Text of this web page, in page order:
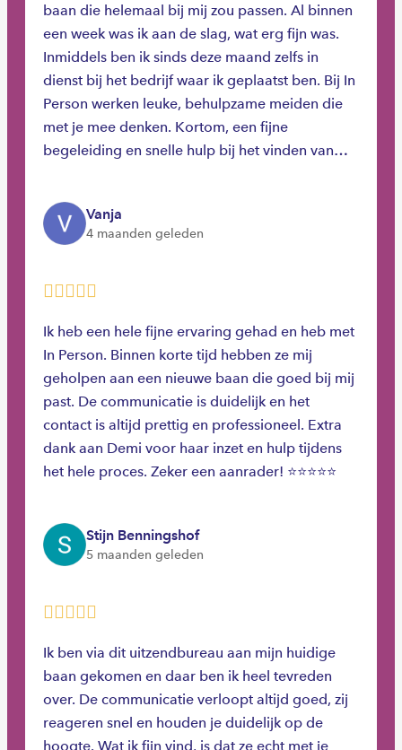
baan die helemaal bij mij zou passen. Al binnen
een week was ik aan de slag, wat erg fijn was.
Inmiddels ben ik sinds deze maand zelfs in
dienst bij het bedrijf waar ik geplaatst ben. Bij In
Person werken leuke, behulpzame meiden die
met je mee denken. Kortom, een fijne
begeleiding en snelle hulp bij het vinden van
Vanja
4 maanden geleden
Ik heb een hele fijne ervaring gehad en heb met
In Person. Binnen korte tijd hebben ze mij
geholpen aan een nieuwe baan die goed bij mij
past. De communicatie is duidelijk en het
contact is altijd prettig en professioneel. Extra
dank aan Demi voor haar inzet en hulp tijdens
het hele proces. Zeker een aanrader! ⭐️⭐️⭐️⭐️⭐️
Stijn Benningshof
5 maanden geleden
Ik ben via dit uitzendbureau aan mijn huidige
baan gekomen en daar ben ik heel tevreden
over. De communicatie verloopt altijd goed, zij
reageren snel en houden je duidelijk op de
hoogte. Wat ik fijn vind, is dat ze echt met je